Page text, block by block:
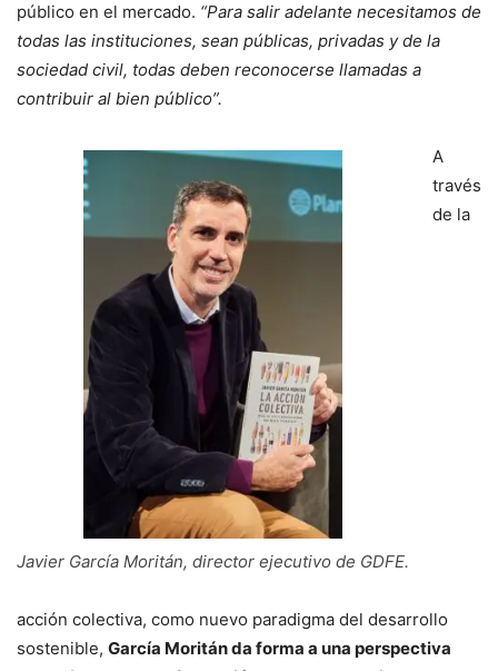
público en el mercado. “Para salir adelante necesitamos de
todas las instituciones, sean públicas, privadas y de la
sociedad civil, todas deben reconocerse llamadas a
contribuir al bien público”.
Javier García Moritán, director ejecutivo de GDFE.
A
través
de la
acción colectiva, como nuevo paradigma del desarrollo
sostenible, García Moritán da forma a una perspectiva